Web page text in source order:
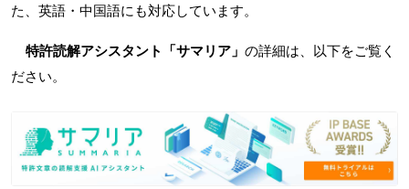
た、英語・中国語にも対応しています。
特許読解アシスタント「サマリア」 の詳細は、以下をご覧く
ださい。